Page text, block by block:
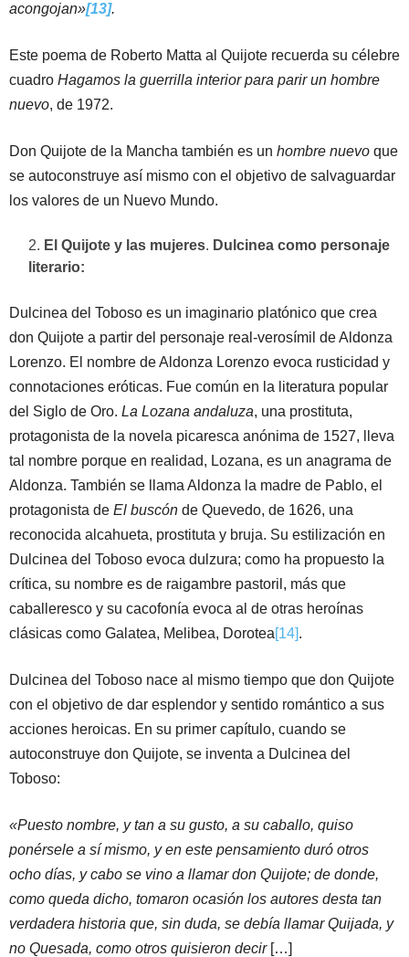
acongojan»[13].
Este poema de Roberto Matta al Quijote recuerda su célebre
cuadro Hagamos la guerrilla interior para parir un hombre
nuevo, de 1972.
Don Quijote de la Mancha también es un hombre nuevo que
se autoconstruye así mismo con el objetivo de salvaguardar
los valores de un Nuevo Mundo.
El Quijote y las mujeres. Dulcinea como personaje
literario:
Dulcinea del Toboso es un imaginario platónico que crea
don Quijote a partir del personaje real-verosímil de Aldonza
Lorenzo. El nombre de Aldonza Lorenzo evoca rusticidad y
connotaciones eróticas. Fue común en la literatura popular
del Siglo de Oro. La Lozana andaluza, una prostituta,
protagonista de la novela picaresca anónima de 1527, lleva
tal nombre porque en realidad, Lozana, es un anagrama de
Aldonza. También se llama Aldonza la madre de Pablo, el
protagonista de El buscón de Quevedo, de 1626, una
reconocida alcahueta, prostituta y bruja. Su estilización en
Dulcinea del Toboso evoca dulzura; como ha propuesto la
crítica, su nombre es de raigambre pastoril, más que
caballeresco y su cacofonía evoca al de otras heroínas
clásicas como Galatea, Melibea, Dorotea[14].
Dulcinea del Toboso nace al mismo tiempo que don Quijote
con el objetivo de dar esplendor y sentido romántico a sus
acciones heroicas. En su primer capítulo, cuando se
autoconstruye don Quijote, se inventa a Dulcinea del
Toboso:
«Puesto nombre, y tan a su gusto, a su caballo, quiso
ponérsele a sí mismo, y en este pensamiento duró otros
ocho días, y cabo se vino a llamar don Quijote; de donde,
como queda dicho, tomaron ocasión los autores desta tan
verdadera historia que, sin duda, se debía llamar Quijada, y
no Quesada, como otros quisieron decir[…]